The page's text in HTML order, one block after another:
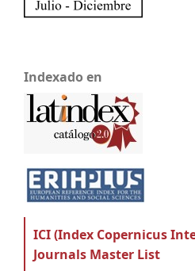
Indexado en
ICI (Index Copernicus
Journals Master List